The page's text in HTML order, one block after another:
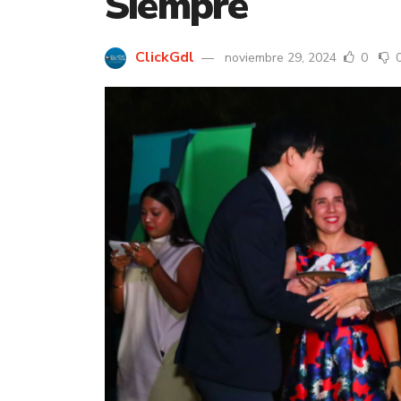
ClickGdl noviembre 29, 2024 0